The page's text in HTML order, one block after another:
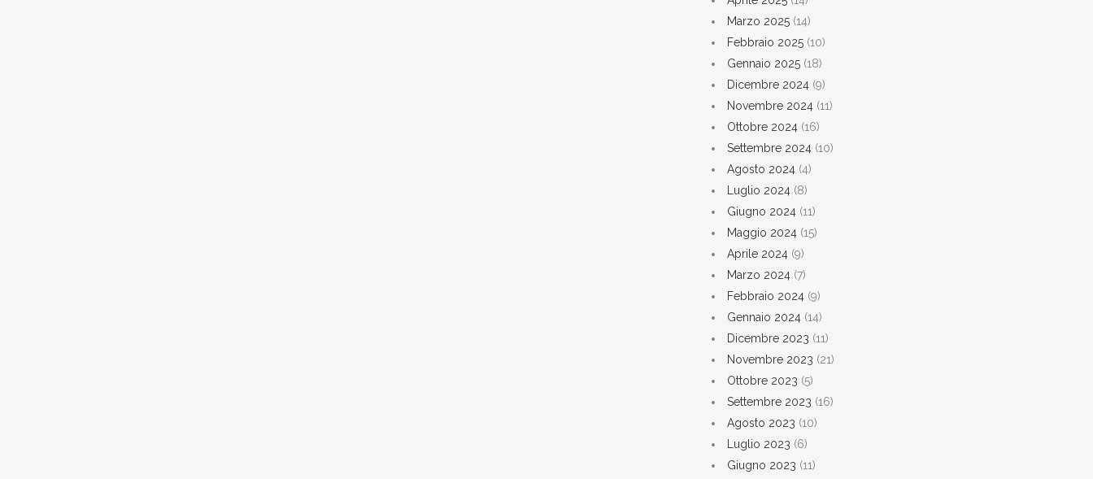
Marzo 2025 (14)
Febbraio 2025 (10)
Gennaio 2025 (18)
Dicembre 2024 (9)
Novembre 2024 (11)
Ottobre 2024 (16)
Settembre 2024 (10)
Agosto 2024 (4)
Luglio 2024 (8)
Giugno 2024 (11)
Maggio 2024 (15)
Aprile 2024 (9)
Marzo 2024 (7)
Febbraio 2024 (9)
Gennaio 2024 (14)
Dicembre 2023 (11)
Novembre 2023 (21)
Ottobre 2023 (5)
Settembre 2023 (16)
Agosto 2023 (10)
Luglio 2023 (6)
Giugno 2023 (11)